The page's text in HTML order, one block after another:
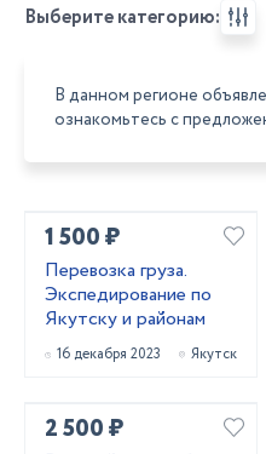
Выберите категорию:
В данном регионе
ознакомьтесь с
1 500 ₽
Перевозка груза.
Экспедирование по
Якутску и районам
16 декабря 2023 Якутск
2 500 ₽